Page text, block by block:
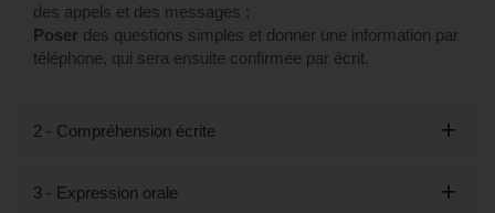
des appels et des messages ;
Poser des questions simples et donner une information par
téléphone, qui sera ensuite confirmée par écrit.
2 - Compréhension écrite
3 - Expression orale